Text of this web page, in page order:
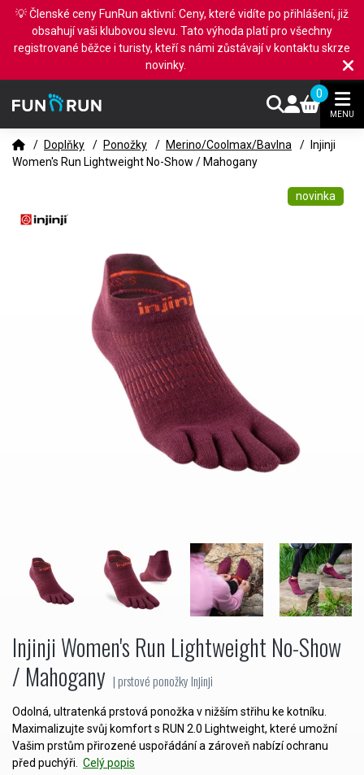
0
MENU
/ Doplňky / Ponožky / Merino/Coolmax/Bavlna /
Injinji
Women's Run Lightweight No-Show / Mahogany
novinka
Injinji Women's Run Lightweight No-Show
/ Mahogany | prstové ponožky Injinji
Odolná, ultratenká prstová ponožka v nižším střihu ke kotníku.
Maximalizujte svůj komfort s RUN 2.0 Lightweight, které umožní
Vašim prstům přirozené uspořádání a zároveň nabízí ochranu
před puchýři.
Celý popis
💡 Členské ceny FunRun aktivní: Ceny, které vidíte po přihlášení, již
obsahují vaši klubovou slevu. Tato výhoda platí pro všechny
registrované běžce i turisty, kteří s námi zůstávají v kontaktu skrze
novinky.